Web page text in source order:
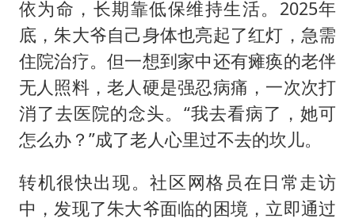
夯实基础开新局
依为命，长期靠低保维持生活。2025年
底，朱大爷自己身体也亮起了红灯，急需
住院治疗。但一想到家中还有瘫痪的老伴
无人照料，老人硬是强忍病痛，一次次打
消了去医院的念头。“我去看病了，她可
怎么办？”成了老人心里过不去的坎儿。
转机很快出现。社区网格员在日常走访
中，发现了朱大爷面临的困境，立即通过